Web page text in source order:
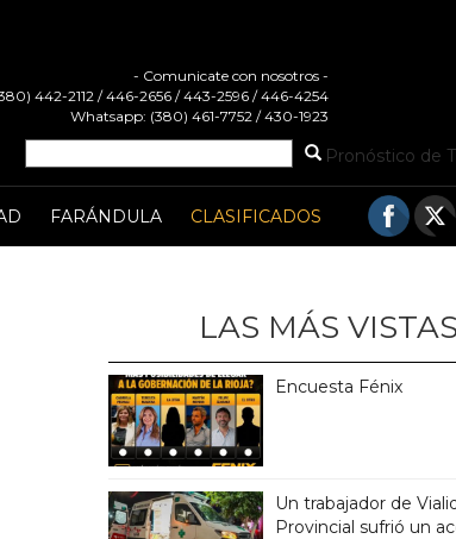
- Comunicate con nosotros -
442-2112 / 446-2656 / 443-2596 / 446-4254
Whatsapp: (380) 461-7752 / 430-1923
Pronóstico de
FARÁNDULA CLASIFICADOS
LAS MÁS VISTAS
Encuesta Fénix
Un trabajador de
Provincial sufrió un